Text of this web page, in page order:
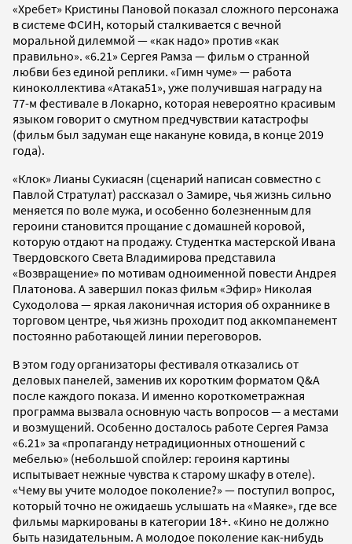
«Хребет» Кристины Пановой показал сложного персонажа
в системе ФСИН, который сталкивается с вечной
моральной дилеммой — «как надо» против «как
правильно». «6.21» Сергея Рамза — фильм о странной
любви без единой реплики. «Гимн чуме» — работа
киноколлектива «Атака51», уже получившая награду на
77-м фестивале в Локарно, которая невероятно красивым
языком говорит о смутном предчувствии катастрофы
(фильм был задуман еще накануне ковида, в конце 2019
года).
«Клок» Лианы Сукиасян (сценарий написан совместно с
Павлой Стратулат) рассказал о Замире, чья жизнь сильно
меняется по воле мужа, и особенно болезненным для
героини становится прощание с домашней коровой,
которую отдают на продажу. Студентка мастерской Ивана
Твердовского Света Владимирова представила
«Возвращение» по мотивам одноименной повести Андрея
Платонова. А завершил показ фильм «Эфир» Николая
Суходолова — яркая лаконичная история об охраннике в
торговом центре, чья жизнь проходит под аккомпанемент
постоянно работающей линии переговоров.
В этом году организаторы фестиваля отказались от
деловых панелей, заменив их коротким форматом Q&A
после каждого показа. И именно короткометражная
программа вызвала основную часть вопросов — а местами
и возмущений. Особенно досталось работе Сергея Рамза
«6.21» за «пропаганду нетрадиционных отношений с
мебелью» (небольшой спойлер: героиня картины
испытывает нежные чувства к старому шкафу в отеле).
«Чему вы учите молодое поколение?» — поступил вопрос,
который точно не ожидаешь услышать на «Маяке», где все
фильмы маркированы в категории 18+. «Кино не должно
быть назидательным. А молодое поколение как-нибудь